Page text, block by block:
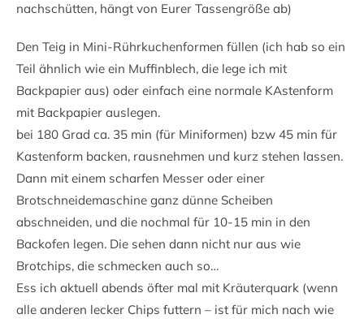
nachschütten, hängt von Eurer Tassengröße ab)
Den Teig in Mini-Rührkuchenformen füllen (ich hab so ein
Teil ähnlich wie ein Muffinblech, die lege ich mit
Backpapier aus) oder einfach eine normale KAstenform
mit Backpapier auslegen.
bei 180 Grad ca. 35 min (für Miniformen) bzw 45 min für
Kastenform backen, rausnehmen und kurz stehen lassen.
Dann mit einem scharfen Messer oder einer
Brotschneidemaschine ganz dünne Scheiben
abschneiden, und die nochmal für 10-15 min in den
Backofen legen. Die sehen dann nicht nur aus wie
Brotchips, die schmecken auch so…
Ess ich aktuell abends öfter mal mit Kräuterquark (wenn
alle anderen lecker Chips futtern – ist für mich nach wie